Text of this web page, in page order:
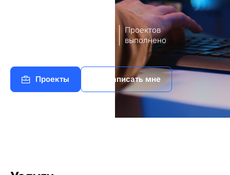
Проектов
выполнено
Проекты Написать мне